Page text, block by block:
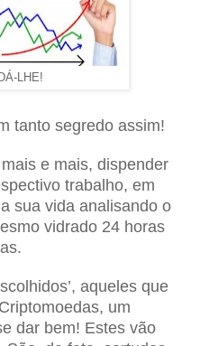
LHE!
tanto segredo assim!
e mais, dispender
trabalho, em
sua vida analisando o
vidrado 24 horas
aqueles que
um
dar bem! Estes vão